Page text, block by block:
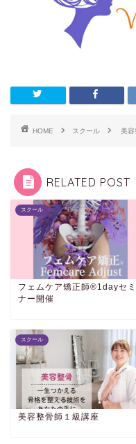
HOME スクール 美容
RELATED POST
スクール
フェムケア矯正師®︎1dayセミ
ナー開催
スクール
美容整骨師１級講座